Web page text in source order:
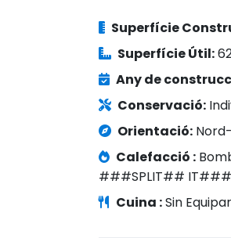
Superfície
Superfície Útil:
Any de
Conservació:
Orientació:
Calefacció :
###SPLIT## IT###
Cuina :Sin Equipar